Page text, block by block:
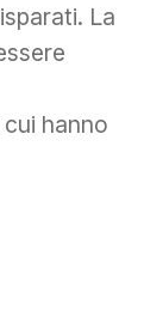
La
hanno